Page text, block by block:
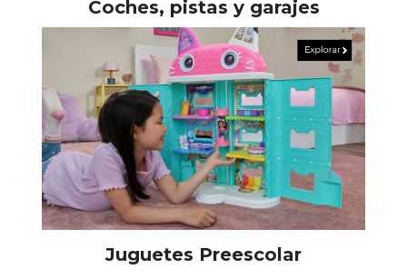
Coches, pistas y garajes
Juguetes Preescolar